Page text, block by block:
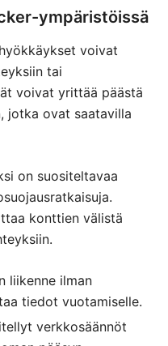
ympäristöissä
voivat
tai
voivat yrittää päästä
jotka ovat saatavilla
on suositeltavaa
konttien välistä
liikenne ilman
tiedot vuotamiselle.
verkkosäännöt